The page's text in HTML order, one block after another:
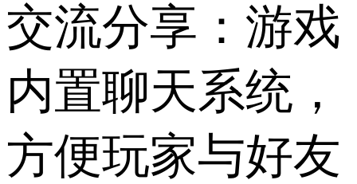
交流分享：游戏
内置聊天系统，
方便玩家与好友